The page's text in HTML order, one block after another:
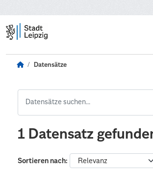
Datensätze
1 Datensatz
Sortieren nach